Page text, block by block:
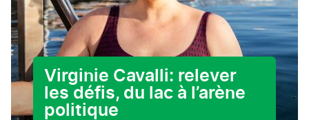
Virginie Cavalli: relever
les défis, du lac à l’arène
politique